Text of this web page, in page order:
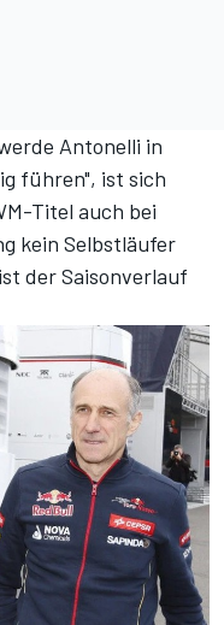
Antonelli in
führen", ist sich
Titel auch bei
kein Selbstläufer
der Saisonverlauf